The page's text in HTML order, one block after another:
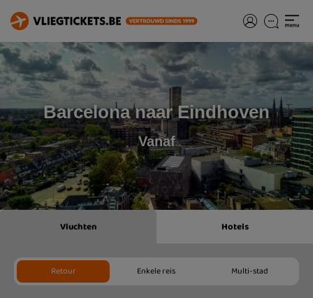
Barcelona naar Eindhoven
Vanaf